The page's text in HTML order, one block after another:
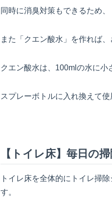
同時に消臭対策もできるため
また「クエン酸水」を作れば
クエン酸水は、100mlの水に小
スプレーボトルに入れ換えて
【トイレ床】毎日の
トイレ床を全体的にトイレ掃
す。